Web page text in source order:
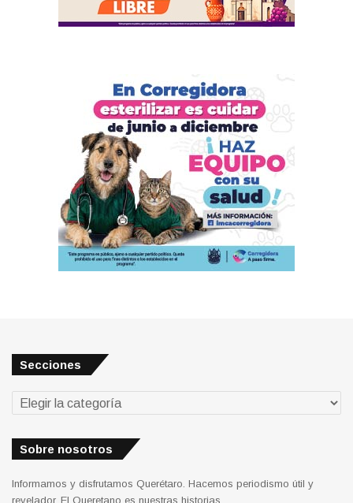
Secciones
Secciones
Sobre nosotros
Informamos y disfrutamos Querétaro. Hacemos periodismo útil y
revelador. El Queretano es nuestras historias.